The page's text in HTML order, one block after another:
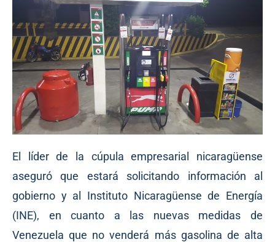
El líder de la cúpula empresarial nicaragüense
aseguró que estará solicitando información al
gobierno y al Instituto Nicaragüense de Energía
(INE), en cuanto a las nuevas medidas de
Venezuela que no venderá más gasolina de alta